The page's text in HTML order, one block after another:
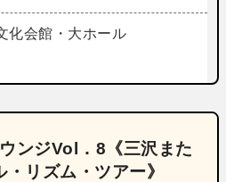
化会館・大ホール
ンジVol．8《三沢また
リズム・ツアー》